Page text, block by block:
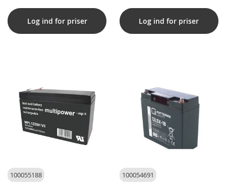
Log ind for priser
Log ind for priser
100055188 100054691